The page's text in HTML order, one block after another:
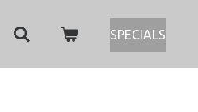
SPECIALS